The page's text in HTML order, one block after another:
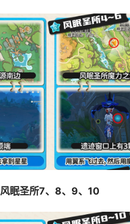
风眠圣所7、8、9、10